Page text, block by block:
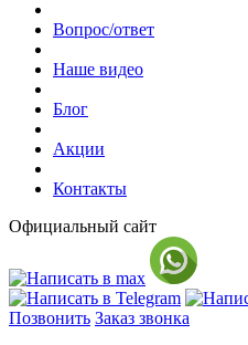
Вопрос/ответ
Наше видео
Блог
Акции
Контакты
Официальный сайт
Позвонить Заказ звонка